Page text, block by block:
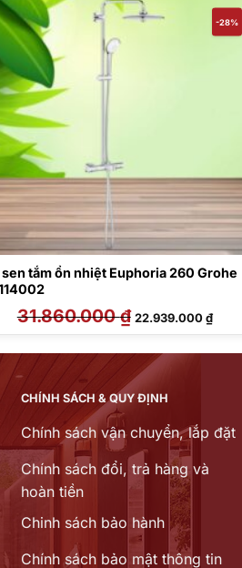
-28%
sen tắm ổn nhiệt Euphoria 260 Grohe
31.860.000₫ Giá
gốc
là:
22.939.000₫Giá
hiện
tại
CHÍNH SÁCH & QUY ĐỊNH
Chính sách vận chuyển, lắp đặt
Chính sách đổi, trả hàng và
hoàn tiền
Chinh sách bảo hành
Chính sách bảo mật thông tin